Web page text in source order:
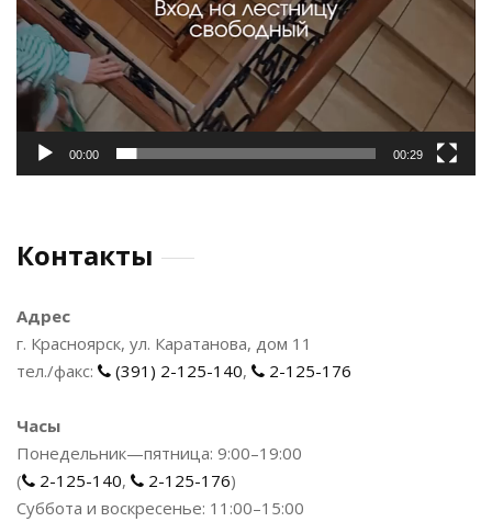
00:00 00:29
Контакты
Адрес
г. Красноярск, ул. Каратанова, дом 11
тел./факс:
(391) 2-125-140, 2-125-176
Часы
Понедельник—пятница: 9:00–19:00
(
2-125-140, 2-125-176)
Суббота и воскресенье: 11:00–15:00